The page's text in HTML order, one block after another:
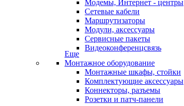
Модемы, Интернет - центры
Сетевые кабели
Маршрутизаторы
Модули, аксессуары
Сервисные пакеты
Видеоконференцсвязь
Еще
Монтажное оборудование
Монтажные шкафы, стойки
Комплектующие аксессуары
Коннекторы, разъемы
Розетки и патч-панели